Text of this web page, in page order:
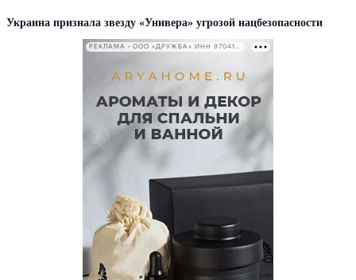
Украина признала звезду «Универа» угрозой нацбезопасности
РЕКЛАМА • ООО «ДРУЖБА» ИНН 9704146411